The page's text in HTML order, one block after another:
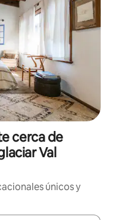
cerca de
Val
únicos y